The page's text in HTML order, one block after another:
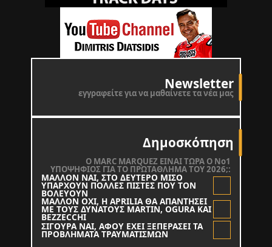
Newsletter
εγγραφείτε για να μαθαίνετε τα νέα μας
Δημοσκόπηση
O MARC MARQUEZ ΕΙΝΑΙ ΤΩΡΑ Ο Νο1
ΥΠΟΨΗΦΙΟΣ ΓΙΑ ΤΟ ΠΡΩΤΑΘΛΗΜΑ ΤΟΥ 2026;:
ΜΑΛΛΟΝ ΝΑΙ, ΣΤΟ ΔΕΥΤΕΡΟ ΜΙΣΟ
ΥΠΑΡΧΟΥΝ ΠΟΛΛΕΣ ΠΙΣΤΕΣ ΠΟΥ ΤΟΝ
ΒΟΛΕΥΟΥΝ
ΜΑΛΛΟΝ ΟΧΙ, Η APRILIA ΘΑ ΑΠΑΝΤΗΣΕΙ
ΜΕ ΤΟΥΣ ΔΥΝΑΤΟΥΣ MARTIN, OGURA KAI
BEZZECCHI
ΣΙΓΟΥΡΑ ΝΑΙ, ΑΦΟΥ ΕΧΕΙ ΞΕΠΕΡΑΣΕΙ ΤΑ
ΠΡΟΒΛΗΜΑΤΑ ΤΡΑΥΜΑΤΙΣΜΩΝ